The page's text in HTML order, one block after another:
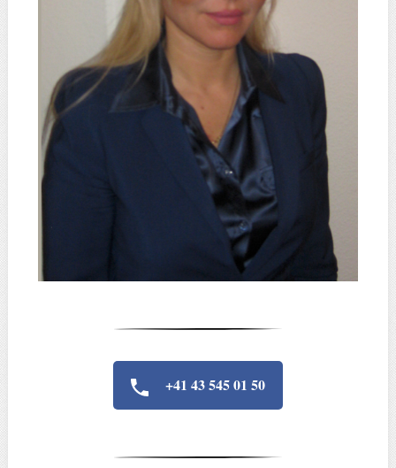
+41 43 545 01 50